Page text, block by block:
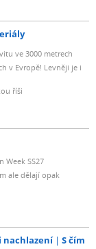
ve 3000 metrech
v Evropě! Levněji je i
říši
Week SS27
ale dělají opak
nachlazení
S čím